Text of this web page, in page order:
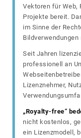
Vektoren für Web,
Projekte bereit.
im Sinne der
Seit Jahren
professionell an
Lizenznehmer,
„Royalty-free“
nicht kostenlos,
ein Lizenzmodell,